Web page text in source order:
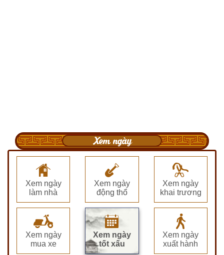
Xem ngày
Xem ngày
làm nhà
Xem ngày
động thổ
Xem ngày
khai trương
Xem ngày
mua xe
Xem ngày
tốt xấu
Xem ngày
xuất hành